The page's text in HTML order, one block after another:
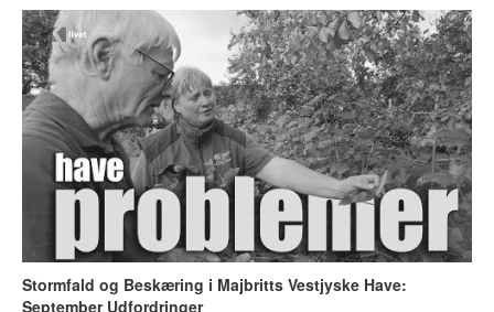
Stormfald og Beskæring i Majbritts Vestjyske Have:
September Udfordringer